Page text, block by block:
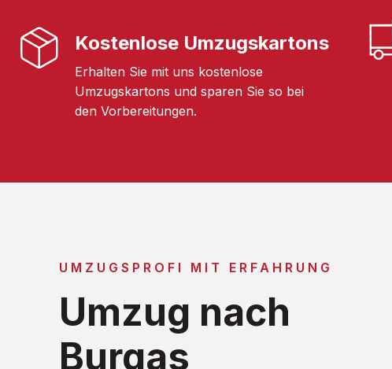
Kostenlose Umzugskartons
Erhalten Sie mit uns kostenlose
Umzugskartons und sparen Sie so bei
den Vorbereitungen.
UMZUGSPROFI MIT ERFAHRUNG
Umzug nach
Burgas